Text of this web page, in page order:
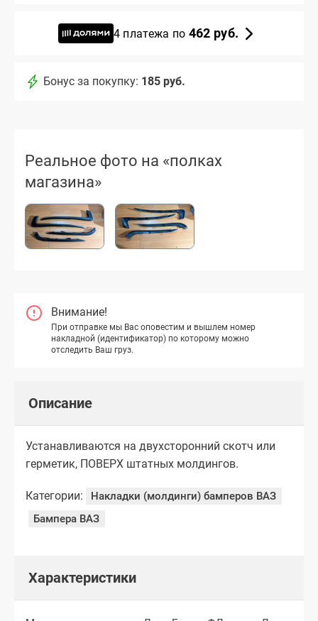
4 платежа по 462 руб.
Бонус за покупку: 185 руб.
Реальное фото на «полках
магазина»
Внимание!
При отправке мы Вас оповестим и вышлем номер
накладной (идентификатор) по которому можно
отследить Ваш груз.
Описание
Устанавливаются на двухсторонний скотч или
герметик, ПОВЕРХ штатных молдингов.
Категории:
Накладки (молдинги) бамперов ВАЗ
Бампера ВАЗ
Характеристики